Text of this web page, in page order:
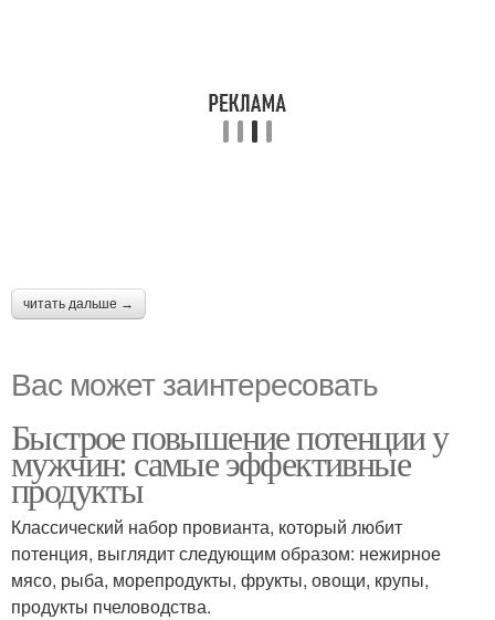
читать дальше →
Вас может заинтересовать
Быстрое повышение потенции у
мужчин: самые эффективные
продукты
Классический набор провианта, который любит
потенция, выглядит следующим образом: нежирное
мясо, рыба, морепродукты, фрукты, овощи, крупы,
продукты пчеловодства.